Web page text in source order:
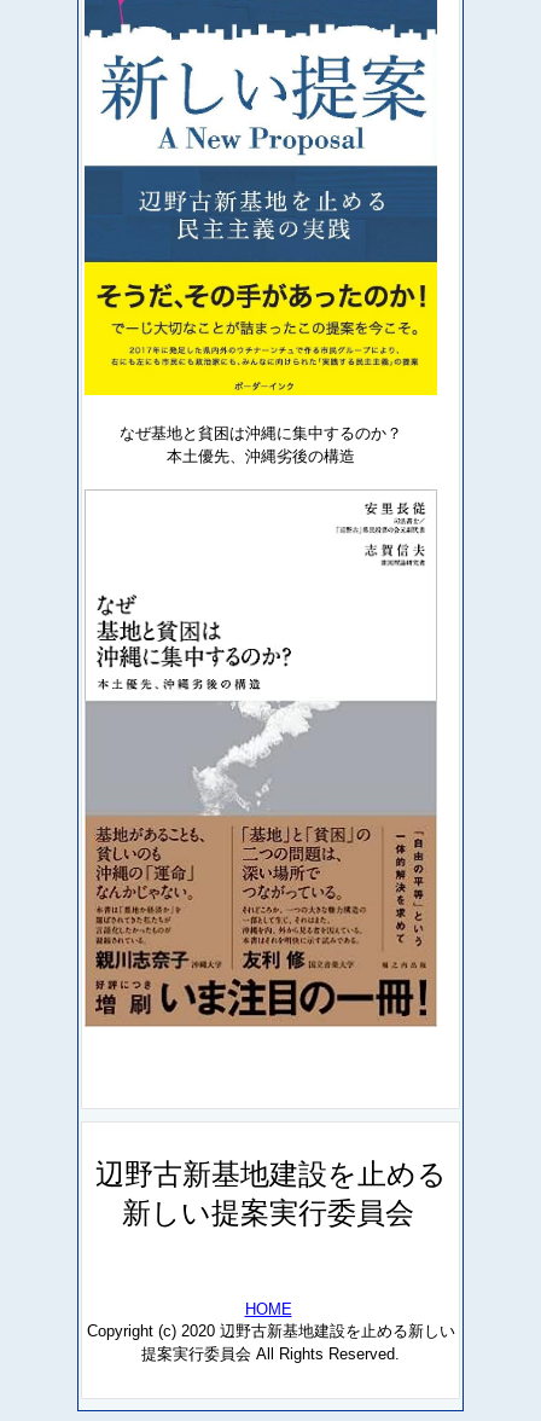
なぜ基地と貧困は沖縄に集中するのか？
本土優先、沖縄劣後の構造
辺野古新基地建設を止める
新しい提案実行委員会
HOME
Copyright (c) 2020 辺野古新基地建設を止める新しい
提案実行委員会 All Rights Reserved.